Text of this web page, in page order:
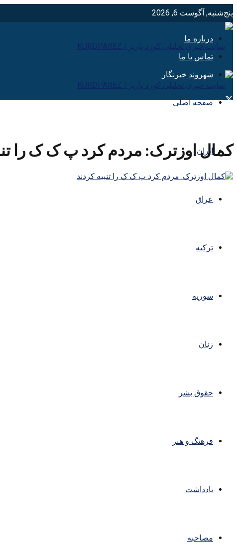
پنج‌شنبه, آگوست 6, 2026
درباره ما
تماس با ما
شهروند خبرنگار
صفحه اصلی
ایران
عراق
ترکیه
سوریه
زنان
حقوق بشر
فرهنگ و هنر
یادداشت
مصاحبه
کمال اوزترک: مردم کرد پ ک ک را